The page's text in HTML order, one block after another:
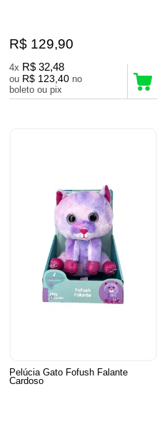
R$ 129,90
4x R$ 32,48
ou R$ 123,40 no
boleto ou pix
Pelúcia Gato Fofush Falante
Cardoso